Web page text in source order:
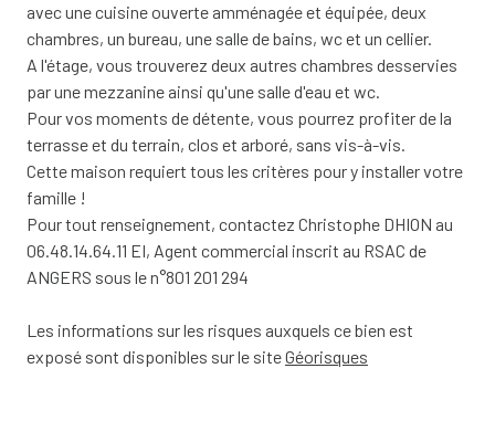
avec une cuisine ouverte amménagée et équipée, deux
chambres, un bureau, une salle de bains, wc et un cellier.
A l'étage, vous trouverez deux autres chambres desservies
par une mezzanine ainsi qu'une salle d'eau et wc.
Pour vos moments de détente, vous pourrez profiter de la
terrasse et du terrain, clos et arboré, sans vis-à-vis.
Cette maison requiert tous les critères pour y installer votre
famille !
Pour tout renseignement, contactez Christophe DHION au
06.48.14.64.11 EI, Agent commercial inscrit au RSAC de
ANGERS sous le n°801 201 294
Les informations sur les risques auxquels ce bien est
exposé sont disponibles sur le siteGéorisques